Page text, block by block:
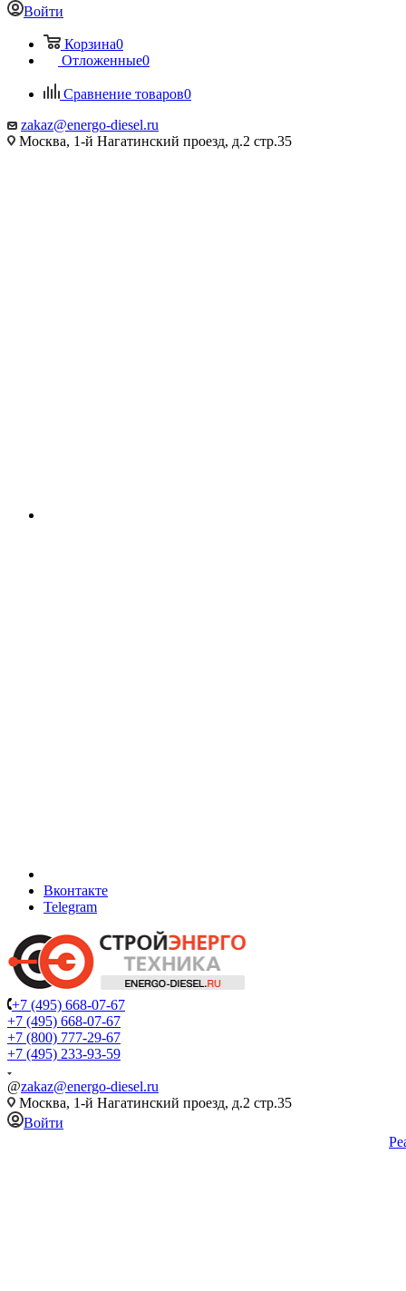
Войти
Корзина0
Отложенные0
Сравнение товаров0
zakaz@energo-diesel.ru
Москва, 1-й Нагатинский проезд, д.2 стр.35
Вконтакте
Telegram
+7 (495) 668-07-67
+7 (495) 668-07-67
+7 (800) 777-29-67
+7 (495) 233-93-59
@zakaz@energo-diesel.ru
Москва, 1-й Нагатинский проезд, д.2 стр.35
Войти